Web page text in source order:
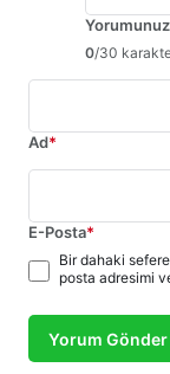
Yorumunuz
0/30
Ad*
E-Posta*
Bir dahaki
posta adresimi
Yorum Gönder